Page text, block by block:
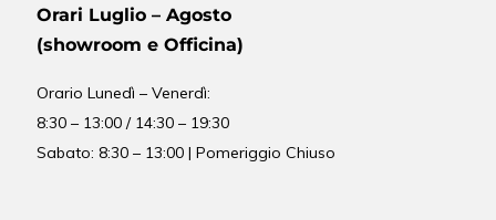
Orari Luglio – Agosto
(showroom e Officina)
OrarioLunedì – Venerdì:
8:30 – 13:00 / 14:30 – 19:30
Sabato: 8:30 – 13:00 | Pomeriggio Chiuso